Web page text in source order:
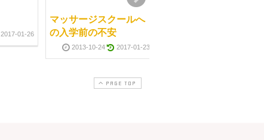
2017-01-26
マッサージスクールへ
の入学前の不安
2013-10-24 2017-01-23
PAGE TOP